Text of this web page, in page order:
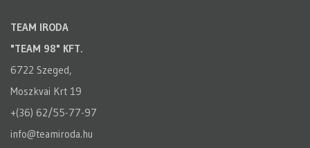
TEAM IRODA
"TEAM 98" KFT.
6722 Szeged,
Moszkvai Krt 19
+(36) 62/55-77-97
info@teamiroda.hu